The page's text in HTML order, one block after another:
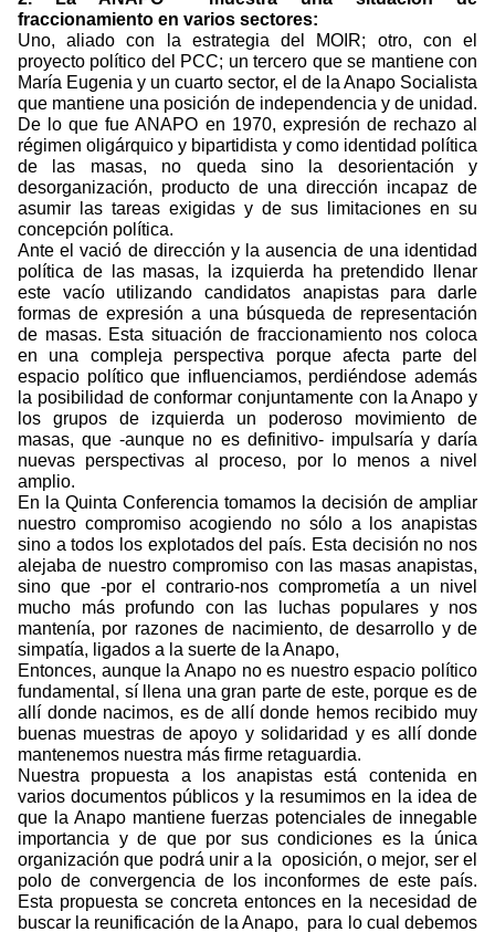
fraccionamiento en varios sectores:
Uno, aliado con la estrategia del MOIR; otro, con el
proyecto político del PCC; un tercero que se mantiene con
María Eugenia y un cuarto sector, el de la Anapo Socialista
que mantiene una posición de independencia y de unidad.
De lo que fue ANAPO en 1970, expresión de rechazo al
régimen oligárquico y bipartidista y como identidad política
de las masas, no queda sino la desorientación y
desorganización, producto de una dirección incapaz de
asumir las tareas exigidas y de sus limitaciones en su
concepción política.
Ante el vació de dirección y la ausencia de una identidad
política de las masas, la izquierda ha pretendido llenar
este vacío utilizando candidatos anapistas para darle
formas de expresión a una búsqueda de representación
de masas. Esta situación de fraccionamiento nos coloca
en una compleja perspectiva porque afecta parte del
espacio político que influenciamos, perdiéndose además
la posibilidad de conformar conjuntamente con la Anapo y
los grupos de izquierda un poderoso movimiento de
masas, que -aunque no es definitivo- impulsaría y daría
nuevas perspectivas al proceso, por lo menos a nivel
amplio.
En la Quinta Conferencia tomamos la decisión de ampliar
nuestro compromiso acogiendo no sólo a los anapistas
sino a todos los explotados del país. Esta decisión no nos
alejaba de nuestro compromiso con las masas anapistas,
sino que -por el contrario-nos comprometía a un nivel
mucho más profundo con las luchas populares y nos
mantenía, por razones de nacimiento, de desarrollo y de
simpatía, ligados a la suerte de la Anapo,
Entonces, aunque la Anapo no es nuestro espacio político
fundamental, sí llena una gran parte de este, porque es de
allí donde nacimos, es de allí donde hemos recibido muy
buenas muestras de apoyo y solidaridad y es allí donde
mantenemos nuestra más firme retaguardia.
Nuestra propuesta a los anapistas está contenida en
varios documentos públicos y la resumimos en la idea de
que la Anapo mantiene fuerzas potenciales de innegable
importancia y de que por sus condiciones es la única
organización que podrá unir a la oposición, o mejor, ser el
polo de convergencia de los inconformes de este país.
Esta propuesta se concreta entonces en la necesidad de
buscar la reunificación de la Anapo, para lo cual debemos